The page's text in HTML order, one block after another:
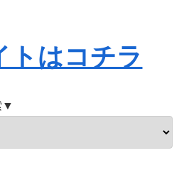
トはコチラ
▼